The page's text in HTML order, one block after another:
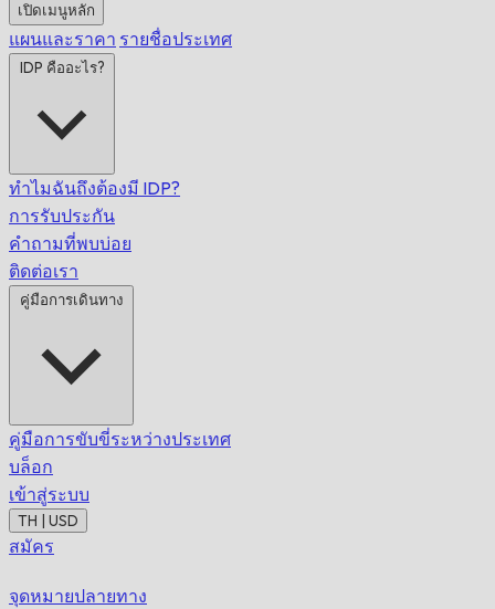
เปิดเมนูหลัก
แผนและราคา รายชื่อประเทศ
IDP คืออะไร?
ทำไมฉันถึงต้องมี IDP?
การรับประกัน
คำถามที่พบบ่อย
ติดต่อเรา
คู่มือการเดินทาง
คู่มือการขับขี่ระหว่างประเทศ
บล็อก
เข้าสู่ระบบ
TH | USD
สมัคร
จุดหมายปลายทาง